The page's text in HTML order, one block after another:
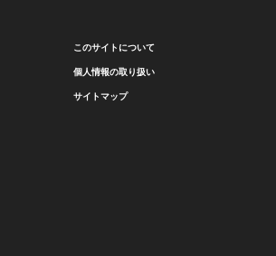
このサイトについて
個人情報の取り扱い
サイトマップ